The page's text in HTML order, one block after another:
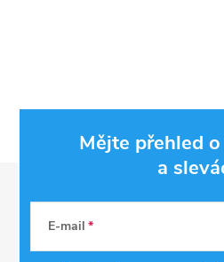
Mějte přehled
a
E-mail